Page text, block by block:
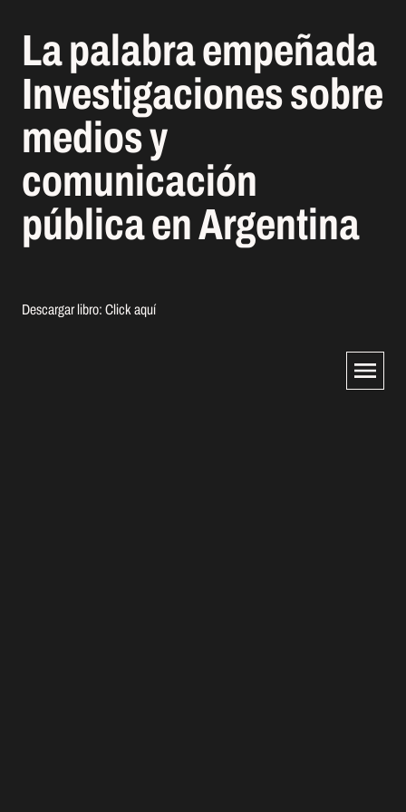
La palabra empeñada
Investigaciones sobre
medios y
comunicación
pública en Argentina
Descargar libro: Click aquí